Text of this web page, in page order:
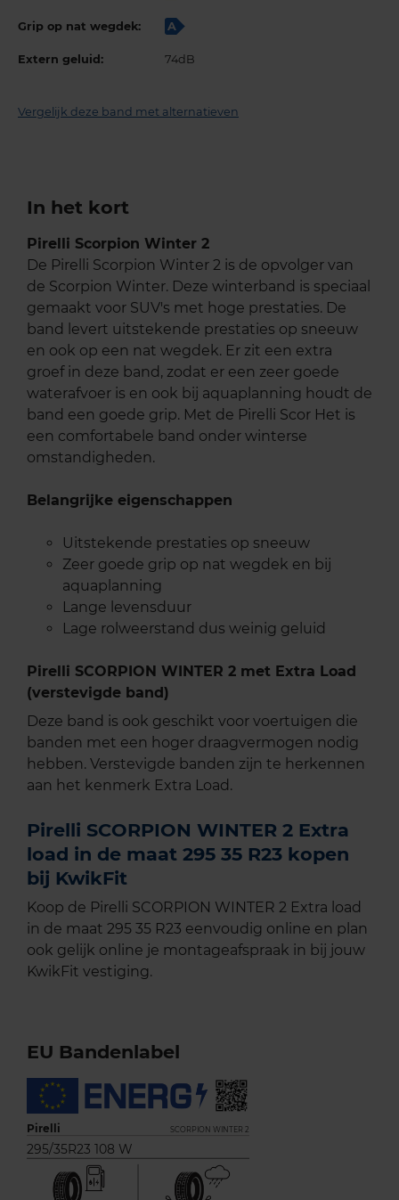
Grip op nat wegdek: A
Extern geluid: 74dB
Vergelijk deze band met alternatieven
In het kort
Pirelli Scorpion Winter 2
De Pirelli Scorpion Winter 2 is de opvolger van
de Scorpion Winter. Deze winterband is speciaal
gemaakt voor SUV's met hoge prestaties. De
band levert uitstekende prestaties op sneeuw
en ook op een nat wegdek. Er zit een extra
groef in deze band, zodat er een zeer goede
waterafvoer is en ook bij aquaplanning houdt de
band een goede grip. Met de Pirelli Scor Het is
een comfortabele band onder winterse
omstandigheden.
Belangrijke eigenschappen
Uitstekende prestaties op sneeuw
Zeer goede grip op nat wegdek en bij
aquaplanning
Lange levensduur
Lage rolweerstand dus weinig geluid
Pirelli SCORPION WINTER 2 met Extra Load
(verstevigde band)
Deze band is ook geschikt voor voertuigen die
banden met een hoger draagvermogen nodig
hebben. Verstevigde banden zijn te herkennen
aan het kenmerk Extra Load.
Pirelli SCORPION WINTER 2 Extra
load in de maat 295 35 R23 kopen
bij KwikFit
Koop de Pirelli SCORPION WINTER 2 Extra load
in de maat 295 35 R23 eenvoudig online en plan
ook gelijk online je montageafspraak in bij jouw
KwikFit vestiging.
EU Bandenlabel
Pirelli SCORPION WINTER 2
295/35R23 108 W